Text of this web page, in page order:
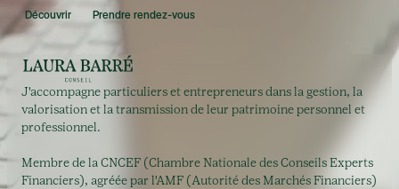
Découvrir Prendre rendez-vous
J'accompagne particuliers et entrepreneurs dans la gestion, la
valorisation et la transmission de leur patrimoine personnel et
professionnel.
Membre de la CNCEF (Chambre Nationale des Conseils Experts
Financiers), agréée par l'AMF (Autorité des Marchés Financiers)